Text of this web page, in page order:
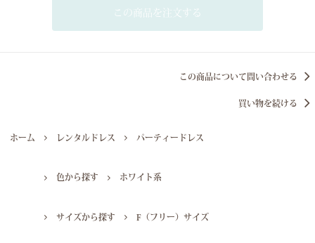
この商品を注文する
この商品について問い合わせる
買い物を続ける
ホーム レンタルドレス パーティードレス
色から探す ホワイト系
サイズから探す F（フリー）サイズ